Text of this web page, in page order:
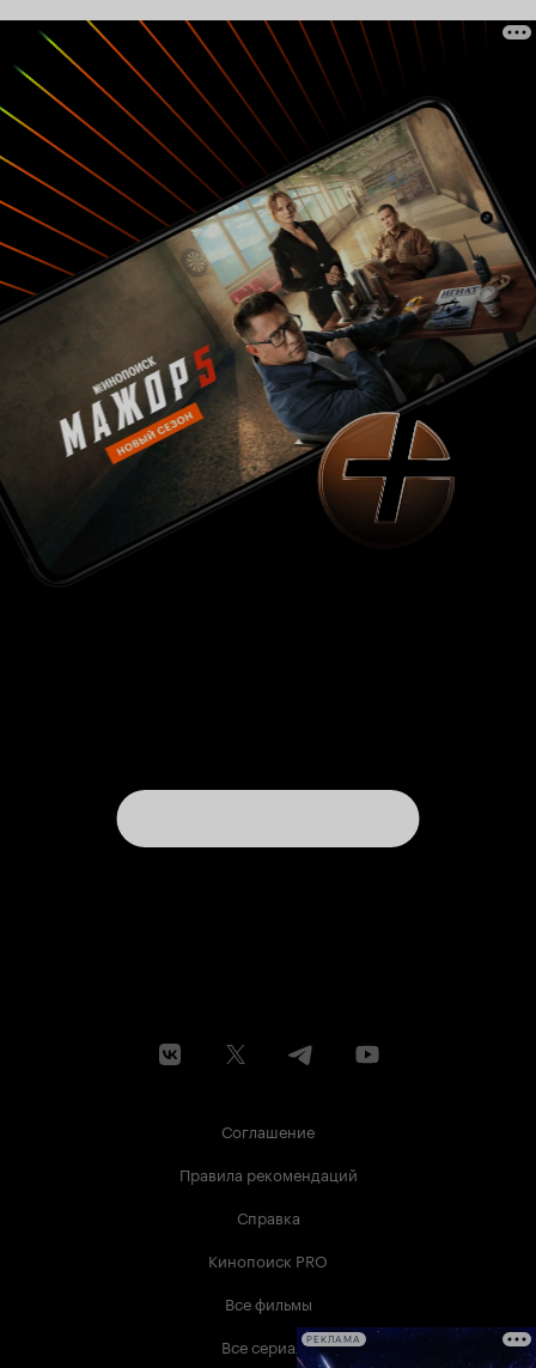
Соглашение
Правила рекомендаций
Справка
Кинопоиск PRO
Все фильмы
Все сериалыРЕКЛАМА